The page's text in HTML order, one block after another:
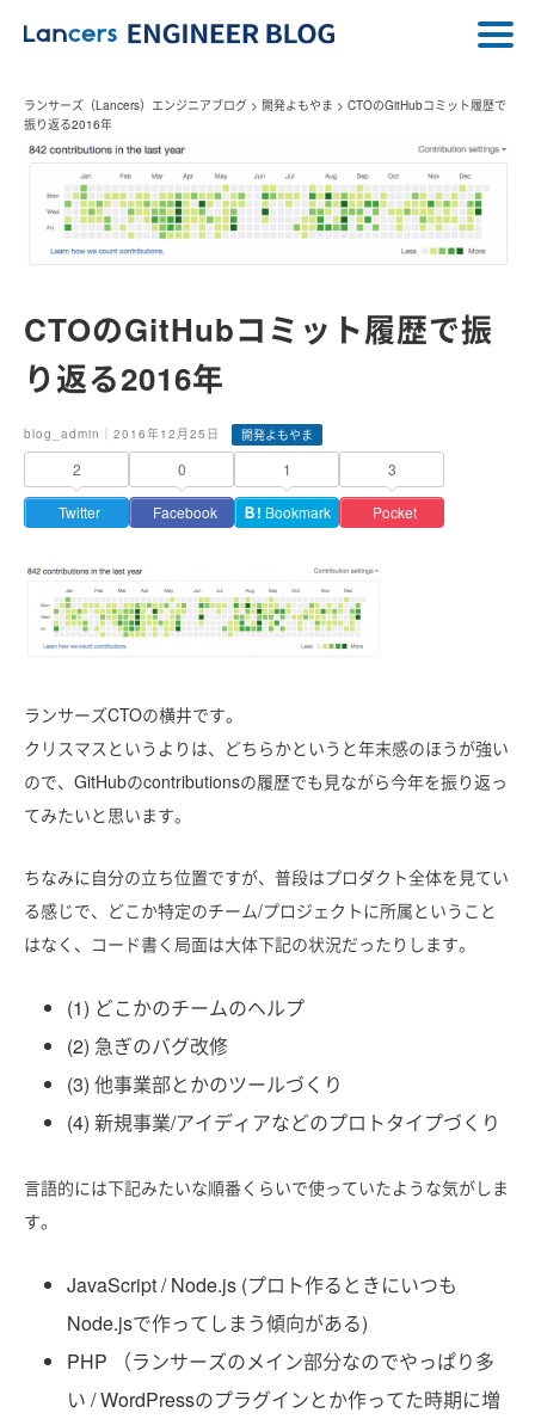
ランサーズ（Lancers）エンジニアブログ > 開発よもやま > CTOのGitHubコミット履歴で
振り返る2016年
CTOのGitHubコミット履歴で振
り返る2016年
blog_admin｜2016年12月25日 開発よもやま
2
Twitter
0
Facebook
1
Ｂ! Bookmark
3
Pocket
ランサーズCTOの横井です。
クリスマスというよりは、どちらかというと年末感のほうが強い
ので、GitHubのcontributionsの履歴でも見ながら今年を振り返っ
てみたいと思います。
ちなみに自分の立ち位置ですが、普段はプロダクト全体を見てい
る感じで、どこか特定のチーム/プロジェクトに所属ということ
はなく、コード書く局面は大体下記の状況だったりします。
(1) どこかのチームのヘルプ
(2) 急ぎのバグ改修
(3) 他事業部とかのツールづくり
(4) 新規事業/アイディアなどのプロトタイプづくり
言語的には下記みたいな順番くらいで使っていたような気がしま
す。
JavaScript / Node.js (プロト作るときにいつも
Node.jsで作ってしまう傾向がある)
PHP （ランサーズのメイン部分なのでやっぱり多
い / WordPressのプラグインとか作ってた時期に増